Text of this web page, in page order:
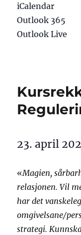
iCalendar
Outlook 365
Outlook Live
23. april
«Magien,
relasjonen. Vil
har det
omgivelsane/
strategi.